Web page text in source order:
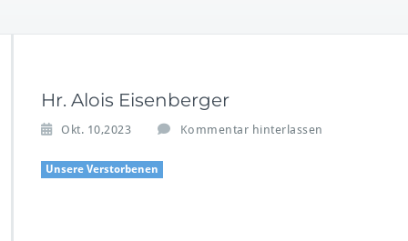
Hr. Alois Eisenberger
Okt. 10,2023 Kommentar hinterlassen
Unsere Verstorbenen